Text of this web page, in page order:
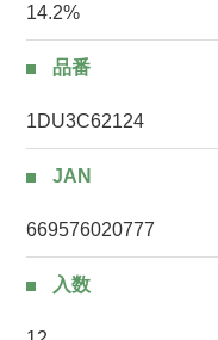
14.2%
品番
1DU3C62124
JAN
669576020777
入数